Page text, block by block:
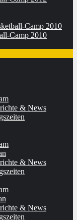
Camp 2010
Camp 2010
& News
& News
& News